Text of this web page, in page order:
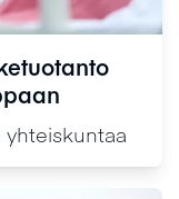
yhteiskuntaa